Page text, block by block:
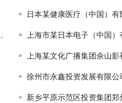
日本某健康医疗（中国）有限
上海市某日本电子（中国
上海某文化广播集团佘山
徐州市永鑫投资发展有限公司
新乡平原示范区投资集团